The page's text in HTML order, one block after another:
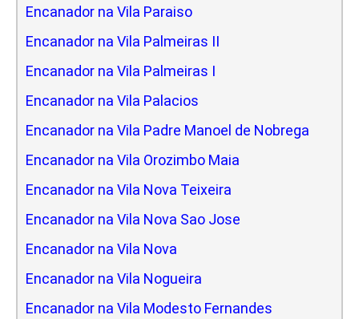
Encanador na Vila Paraiso
Encanador na Vila Palmeiras II
Encanador na Vila Palmeiras I
Encanador na Vila Palacios
Encanador na Vila Padre Manoel de Nobrega
Encanador na Vila Orozimbo Maia
Encanador na Vila Nova Teixeira
Encanador na Vila Nova Sao Jose
Encanador na Vila Nova
Encanador na Vila Nogueira
Encanador na Vila Modesto Fernandes